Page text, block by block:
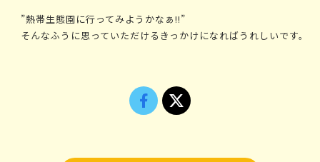
”熱帯生態園に行ってみようかなぁ!!”
そんなふうに思っていただけるきっかけになればうれしいです。